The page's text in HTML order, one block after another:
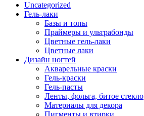
Uncategorized
Гель-лаки
Базы и топы
Праймеры и ультрабонды
Цветные гель-лаки
Цветные лаки
Дизайн ногтей
Акварельные краски
Гель-краски
Гель-пасты
Ленты, фольга, битое стекло
Материалы для декора
Пигменты и втирки